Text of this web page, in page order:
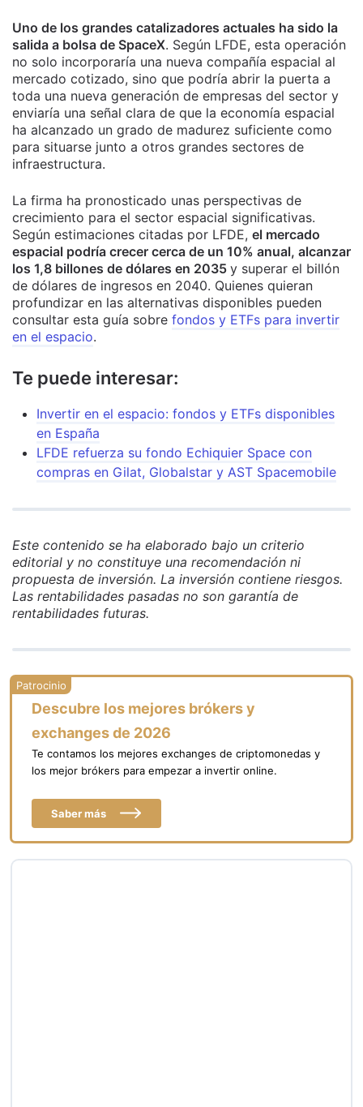
Uno de los grandes catalizadores actuales ha sido la
salida a bolsa de SpaceX. Según LFDE, esta operación
no solo incorporaría una nueva compañía espacial al
mercado cotizado, sino que podría abrir la puerta a
toda una nueva generación de empresas del sector y
enviaría una señal clara de que la economía espacial
ha alcanzado un grado de madurez suficiente como
para situarse junto a otros grandes sectores de
infraestructura.
La firma ha pronosticado unas perspectivas de
crecimiento para el sector espacial significativas.
Según estimaciones citadas por LFDE, el mercado
espacial podría crecer cerca de un 10% anual, alcanzar
los 1,8 billones de dólares en 2035 y superar el billón
de dólares de ingresos en 2040. Quienes quieran
profundizar en las alternativas disponibles pueden
consultar esta guía sobre fondos y ETFs para invertir
en el espacio.
Te puede interesar:
Invertir en el espacio: fondos y ETFs disponibles
en España
LFDE refuerza su fondo Echiquier Space con
compras en Gilat, Globalstar y AST Spacemobile
Este contenido se ha elaborado bajo un criterio
editorial y no constituye una recomendación ni
propuesta de inversión. La inversión contiene riesgos.
Las rentabilidades pasadas no son garantía de
rentabilidades futuras.
Descubre los mejores brókers y
exchanges de 2026
Te contamos los mejores exchanges de criptomonedas y
los mejor brókers para empezar a invertir online.
Saber más